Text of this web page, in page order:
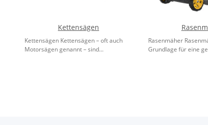
Kettensägen
Kettensägen Kettensägen – oft auch
Motorsägen genannt – sind...
Rasenmäher
Grundlage für eine